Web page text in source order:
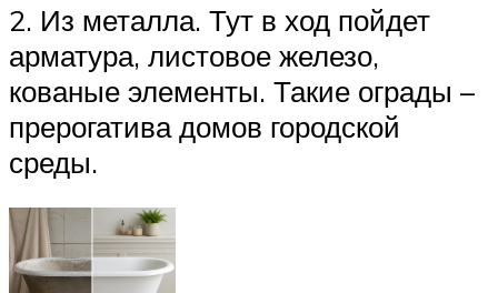
2. Из металла. Тут в ход пойдет
арматура, листовое железо,
кованые элементы. Такие ограды –
прерогатива домов городской
среды.